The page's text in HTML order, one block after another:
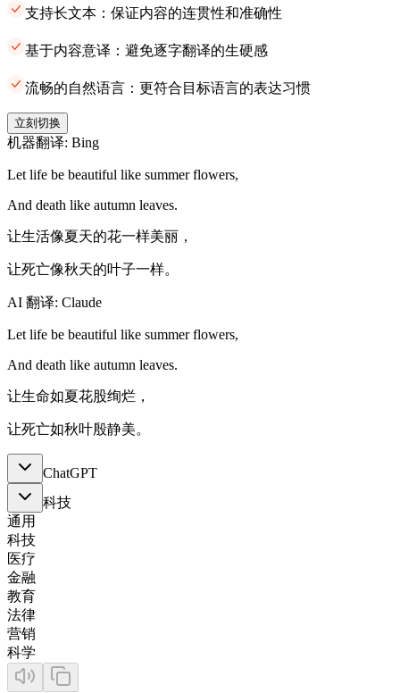
支持长文本：保证内容的连贯性和准确性
基于内容意译：避免逐字翻译的生硬感
流畅的自然语言：更符合目标语言的表达习惯
立刻切换
机器翻译: Bing
Let life be beautiful like summer flowers,
And death like autumn leaves.
让生活像夏天的花一样美丽，
让死亡像秋天的叶子一样。
AI 翻译: Claude
Let life be beautiful like summer flowers,
And death like autumn leaves.
让生命如夏花股绚烂，
让死亡如秋叶殷静美。
ChatGPT
科技
通用
科技
医疗
金融
教育
法律
营销
科学